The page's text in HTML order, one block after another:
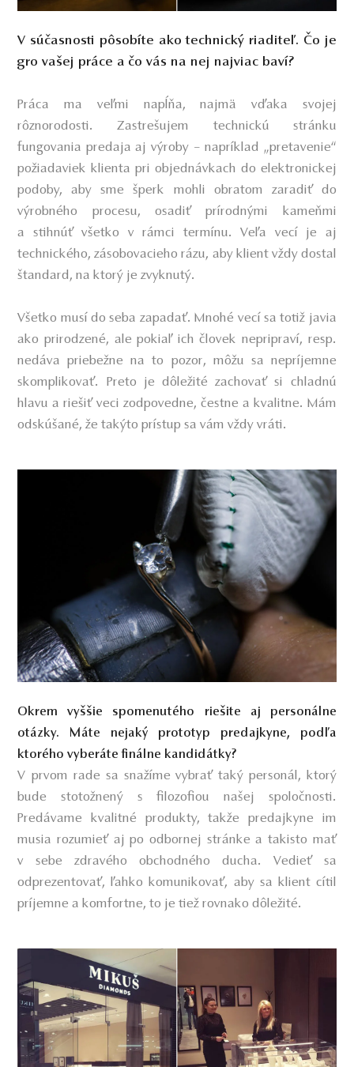
V súčasnosti pôsobíte ako technický riaditeľ. Čo je
gro vašej práce a čo vás na nej najviac baví?
Práca ma veľmi napĺňa, najmä vďaka svojej
rôznorodosti. Zastrešujem technickú stránku
fungovania predaja aj výroby – napríklad „pretavenie“
požiadaviek klienta pri objednávkach do elektronickej
podoby, aby sme šperk mohli obratom zaradiť do
výrobného procesu, osadiť prírodnými kameňmi
a stihnúť všetko v rámci termínu. Veľa vecí je aj
technického, zásobovacieho rázu, aby klient vždy dostal
štandard, na ktorý je zvyknutý.
Všetko musí do seba zapadať. Mnohé vecí sa totiž javia
ako prirodzené, ale pokiaľ ich človek nepripraví, resp.
nedáva priebežne na to pozor, môžu sa nepríjemne
skomplikovať. Preto je dôležité zachovať si chladnú
hlavu a riešiť veci zodpovedne, čestne a kvalitne. Mám
odskúšané, že takýto prístup sa vám vždy vráti.
Okrem vyššie spomenutého riešite aj personálne
otázky. Máte nejaký prototyp predajkyne, podľa
ktorého vyberáte finálne kandidátky?
V prvom rade sa snažíme vybrať taký personál, ktorý
bude stotožnený s filozofiou našej spoločnosti.
Predávame kvalitné produkty, takže predajkyne im
musia rozumieť aj po odbornej stránke a takisto mať
v sebe zdravého obchodného ducha. Vedieť sa
odprezentovať, ľahko komunikovať, aby sa klient cítil
príjemne a komfortne, to je tiež rovnako dôležité.